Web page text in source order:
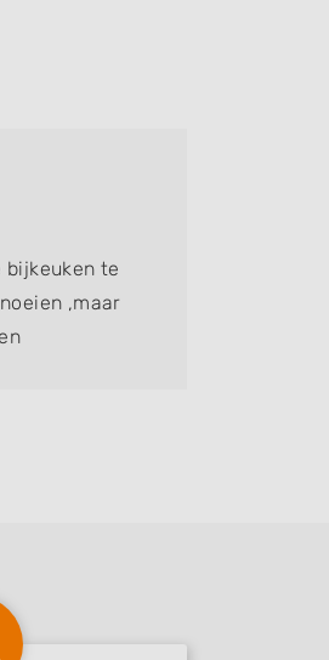
bijkeuken te
,maar